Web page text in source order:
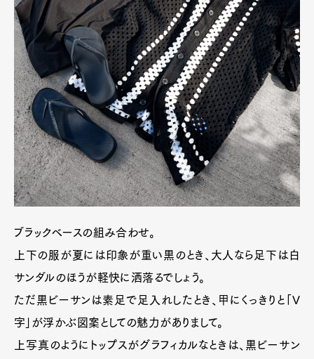
ブラックベースの組み合わせ。
上下の服が夏には印象が重い黒のとき、大人なら足下は白
サンダルのほうが軽快に洒落るでしょう。
ただ黒ビーサンは素足で足入れしたとき、甲にくっきりと「V
字」が浮かぶ図案としての魅力がありまして。
上写真のようにトップスがグラフィカルなときは、黒ビーサン